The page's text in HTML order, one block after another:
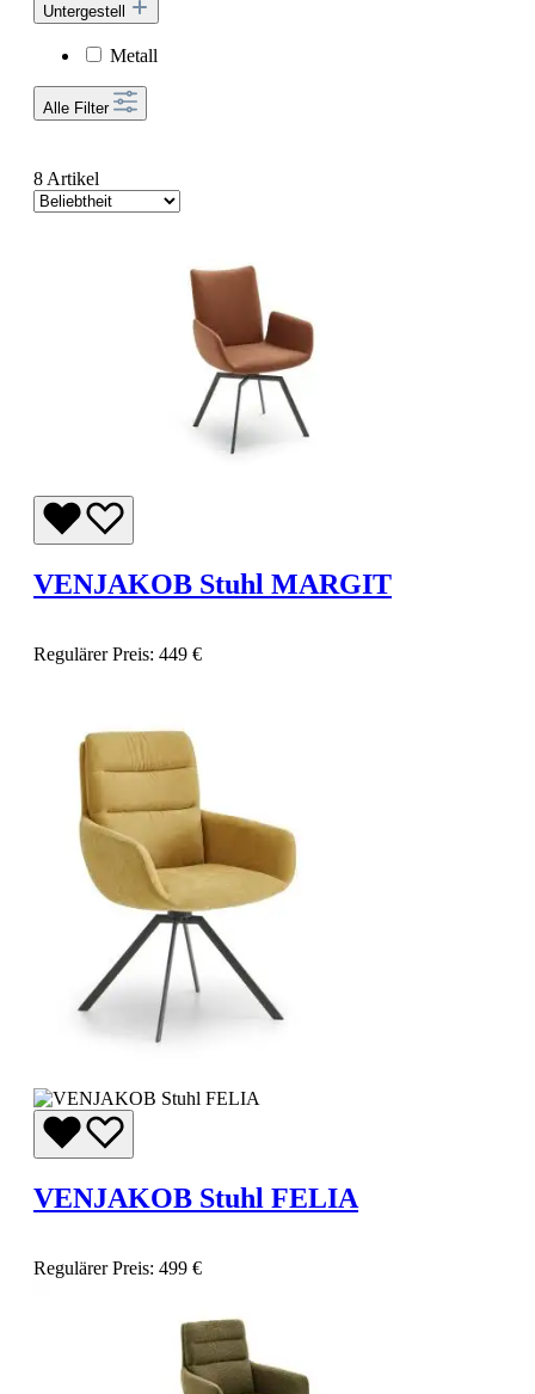
Untergestell
Metall
Alle Filter
8 Artikel
VENJAKOB Stuhl MARGIT
Regulärer Preis: 449 €
VENJAKOB Stuhl FELIA
Regulärer Preis: 499 €